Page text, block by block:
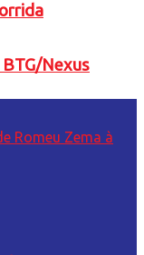
Nexus